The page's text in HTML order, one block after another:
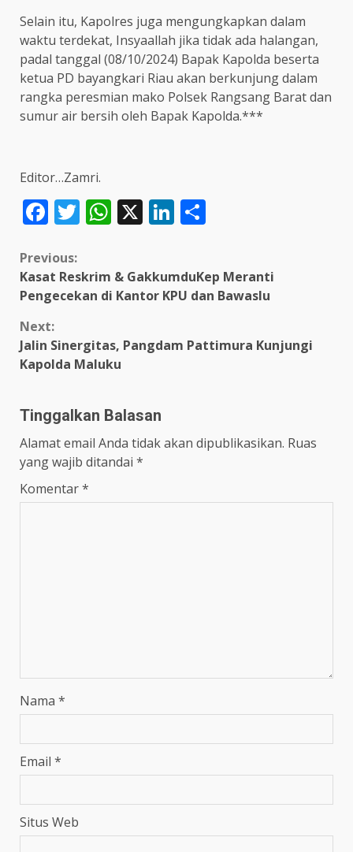
Selain itu, Kapolres juga mengungkapkan dalam
waktu terdekat, Insyaallah jika tidak ada halangan,
padal tanggal (08/10/2024) Bapak Kapolda beserta
ketua PD bayangkari Riau akan berkunjung dalam
rangka peresmian mako Polsek Rangsang Barat dan
sumur air bersih oleh Bapak Kapolda.***
Editor…Zamri.
Facebook
Twitter
WhatsApp
X LinkedIn
Continue
Reading
Previous:
Kasat Reskrim & GakkumduKep Meranti
Pengecekan di Kantor KPU dan Bawaslu
Next:
Jalin Sinergitas, Pangdam Pattimura Kunjungi
Kapolda Maluku
Tinggalkan Balasan
Alamat email Anda tidak akan dipublikasikan. Ruas
yang wajib ditandai *
Komentar*
Nama *
Email *
Situs Web